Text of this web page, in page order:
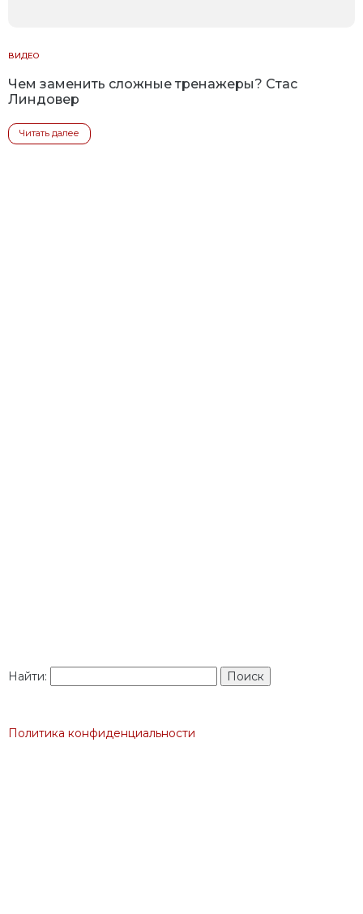
ВИДЕО
Чем заменить сложные тренажеры? Стас
Линдовер
Читать далее
Найти:
Политика конфиденциальности